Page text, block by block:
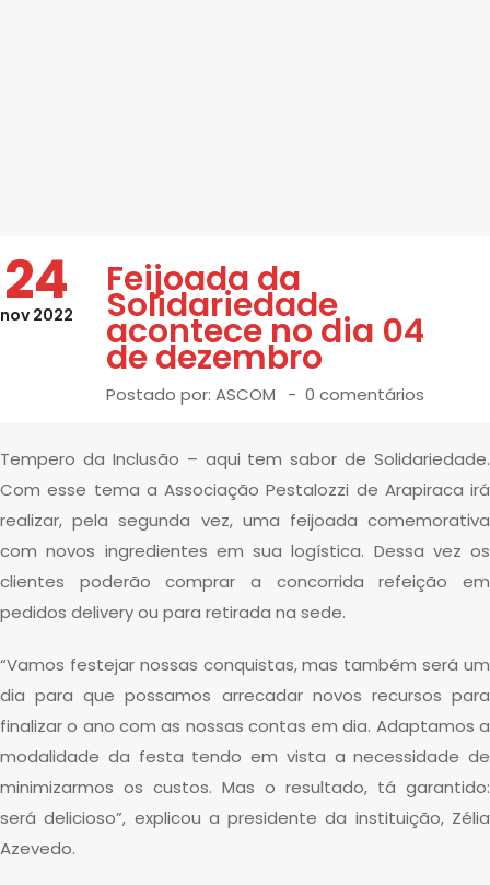
24
nov 2022
Feijoada da
Solidariedade
acontece no dia 04
de dezembro
Postado por: ASCOM 0 comentários
Tempero da Inclusão – aqui tem sabor de Solidariedade.
Com esse tema a Associação Pestalozzi de Arapiraca irá
realizar, pela segunda vez, uma feijoada comemorativa
com novos ingredientes em sua logística. Dessa vez os
clientes poderão comprar a concorrida refeição em
pedidos delivery ou para retirada na sede.
“Vamos festejar nossas conquistas, mas também será um
dia para que possamos arrecadar novos recursos para
finalizar o ano com as nossas contas em dia. Adaptamos a
modalidade da festa tendo em vista a necessidade de
minimizarmos os custos. Mas o resultado, tá garantido:
será delicioso”, explicou a presidente da instituição, Zélia
Azevedo.